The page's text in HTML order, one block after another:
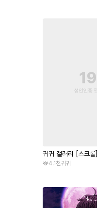
귀귀 갤러리 [스크롤]
4.1천귀귀